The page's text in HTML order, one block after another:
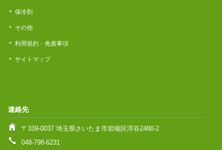
保冷剤
その他
利用規約・免責事項
サイトマップ
連絡先
〒339-0037 埼玉県さいたま市岩槻区浮谷2480-2
048-798-6231